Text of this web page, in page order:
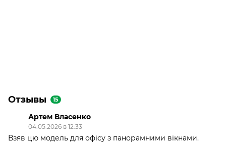
Отзывы 15
Артем Власенко
04.05.2026 в 12:33
Взяв цю модель для офісу з панорамними вікнами.